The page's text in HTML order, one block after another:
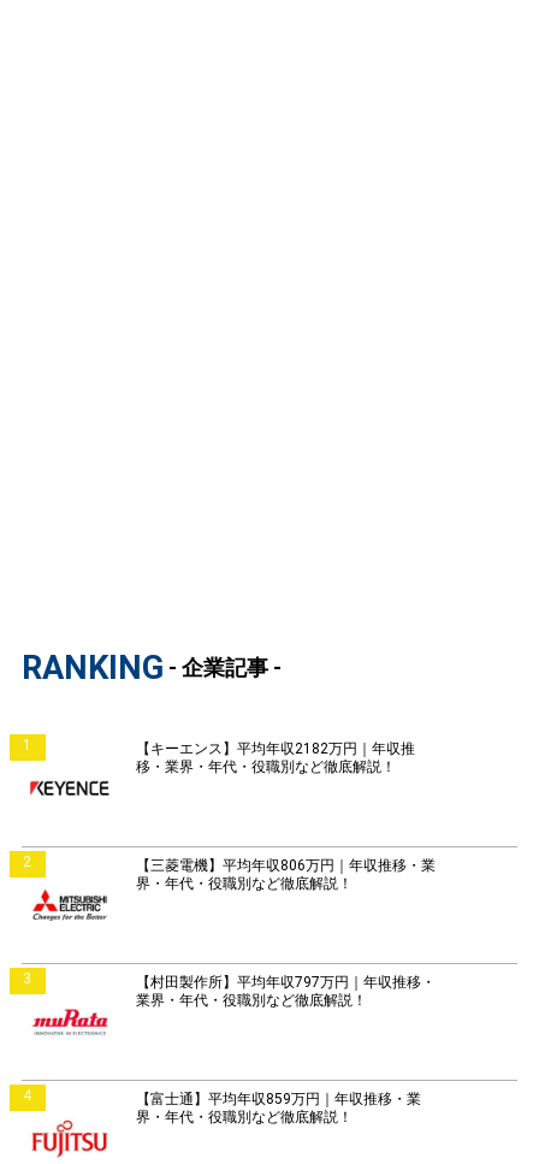
RANKING - 企業記事 -
1
【キーエンス】平均年収2182万円｜年収推
移・業界・年代・役職別など徹底解説！
2
【三菱電機】平均年収806万円｜年収推移・業
界・年代・役職別など徹底解説！
3
【村田製作所】平均年収797万円｜年収推移・
業界・年代・役職別など徹底解説！
4
【富士通】平均年収859万円｜年収推移・業
界・年代・役職別など徹底解説！